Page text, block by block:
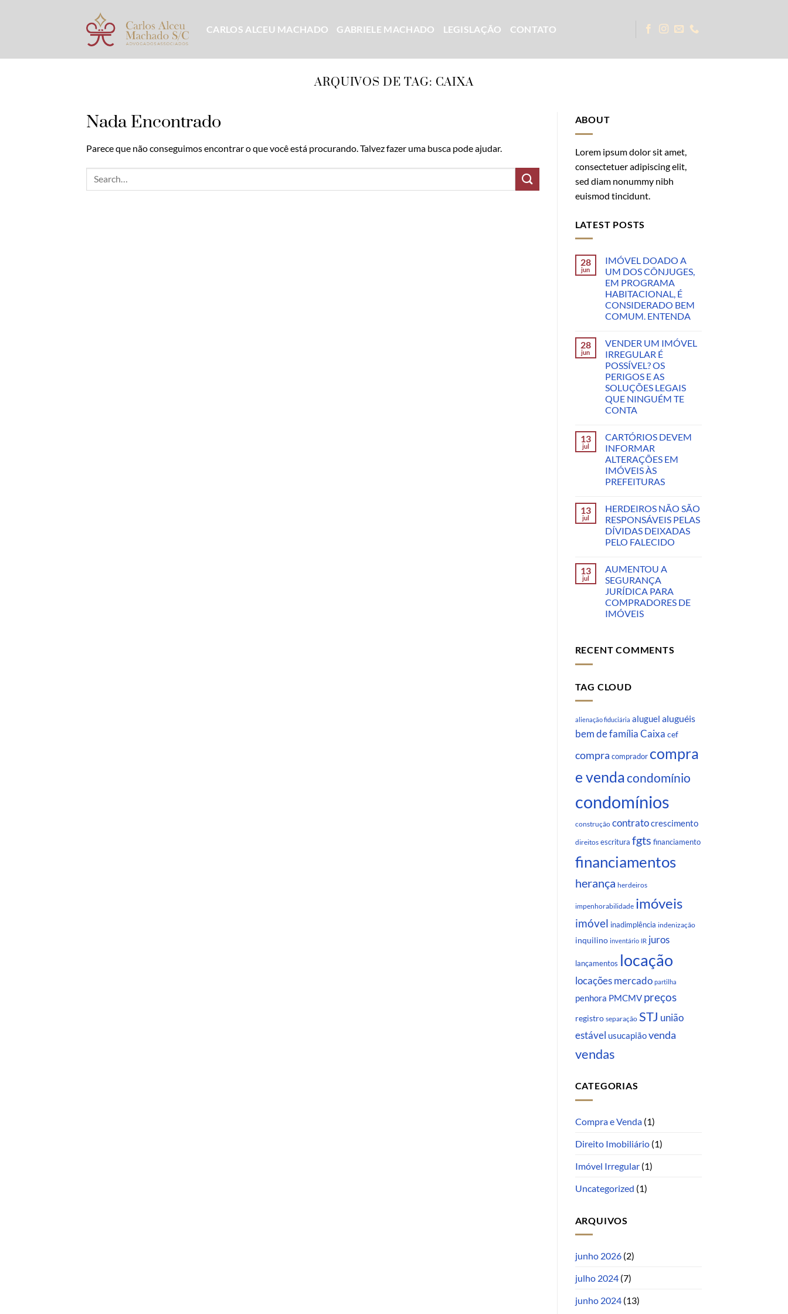
CARLOS ALCEU MACHADO GABRIELE MACHADO LEGISLAÇÃO CONTATO
ARQUIVOS DE TAG: CAIXA
Nada Encontrado
Parece que não conseguimos encontrar o que você está procurando. Talvez fazer uma busca pode ajudar.
ABOUT
Lorem ipsum dolor sit amet,
consectetuer adipiscing elit,
sed diam nonummy nibh
euismod tincidunt.
LATEST POSTS
28
jun
IMÓVEL DOADO A
UM DOS CÔNJUGES,
EM PROGRAMA
HABITACIONAL, É
CONSIDERADO BEM
COMUM. ENTENDA
28
jun
VENDER UM IMÓVEL
IRREGULAR É
POSSÍVEL? OS
PERIGOS E AS
SOLUÇÕES LEGAIS
QUE NINGUÉM TE
CONTA
13
jul
CARTÓRIOS DEVEM
INFORMAR
ALTERAÇÕES EM
IMÓVEIS ÀS
PREFEITURAS
13
jul
HERDEIROS NÃO SÃO
RESPONSÁVEIS PELAS
DÍVIDAS DEIXADAS
PELO FALECIDO
13
jul
AUMENTOU A
SEGURANÇA
JURÍDICA PARA
COMPRADORES DE
IMÓVEIS
RECENT COMMENTS
TAG CLOUD
alienação fiduciária aluguel aluguéis
bem de família Caixa cef
compra comprador compra
e vendacondomínio
condomínios
construção contratocrescimento
direitos escritura fgts financiamento
financiamentos
herança herdeiros
impenhorabilidade imóveis
imóvel inadimplência indenização
inquilino inventário IR juros
lançamentos locação
locações mercado partilha
penhora PMCMV preços
registro separação STJ união
estável usucapiãovenda
vendas
CATEGORIAS
Compra e Venda(1)
Direito Imobiliário(1)
Imóvel Irregular(1)
Uncategorized (1)
ARQUIVOS
junho 2026(2)
julho 2024(7)
junho 2024(13)